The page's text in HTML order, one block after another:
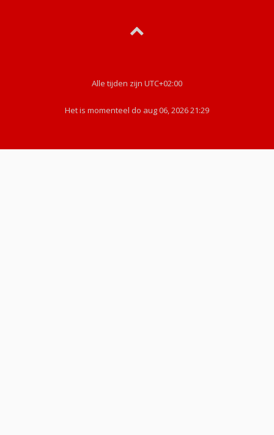
Alle tijden zijn UTC+02:00
Het is momenteel do aug 06, 2026 21:29